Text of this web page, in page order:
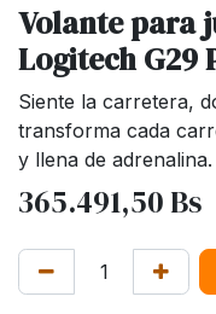
Volante para
Logitech G29
Siente la carretera,
transforma cada
y llena de adrenalina.
365.491,50Bs